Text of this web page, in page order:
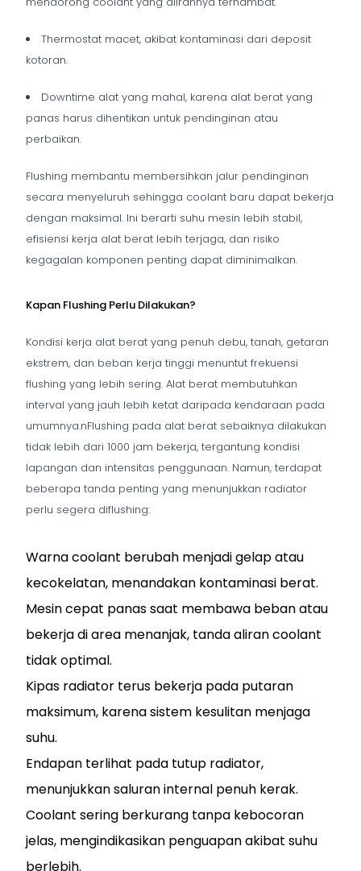
Thermostat macet, akibat kontaminasi dari deposit
kotoran.
Downtime alat yang mahal, karena alat berat yang
panas harus dihentikan untuk pendinginan atau
perbaikan.
Flushing membantu membersihkan jalur pendinginan
secara menyeluruh sehingga coolant baru dapat bekerja
dengan maksimal. Ini berarti suhu mesin lebih stabil,
efisiensi kerja alat berat lebih terjaga, dan risiko
kegagalan komponen penting dapat diminimalkan.
Kapan Flushing Perlu Dilakukan?
Kondisi kerja alat berat yang penuh debu, tanah, getaran
ekstrem, dan beban kerja tinggi menuntut frekuensi
flushing yang lebih sering. Alat berat membutuhkan
interval yang jauh lebih ketat daripada kendaraan pada
umumnya.nFlushing pada alat berat sebaiknya dilakukan
tidak lebih dari 1000 jam bekerja, tergantung kondisi
lapangan dan intensitas penggunaan. Namun, terdapat
beberapa tanda penting yang menunjukkan radiator
perlu segera diflushing:
Warna coolant berubah menjadi gelap atau
kecokelatan, menandakan kontaminasi berat.
Mesin cepat panas saat membawa beban atau
bekerja di area menanjak, tanda aliran coolant
tidak optimal.
Kipas radiator terus bekerja pada putaran
maksimum, karena sistem kesulitan menjaga
suhu.
Endapan terlihat pada tutup radiator,
menunjukkan saluran internal penuh kerak.
Coolant sering berkurang tanpa kebocoran
jelas, mengindikasikan penguapan akibat suhu
berlebih.